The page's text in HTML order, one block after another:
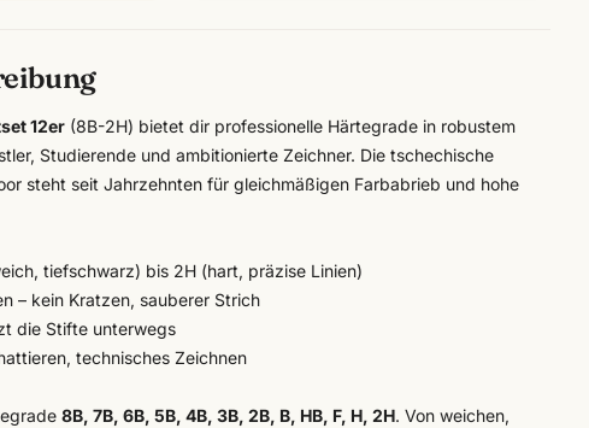
12er (8B-2H) bietet dir professionelle Härtegrade in robustem
Studierende und ambitionierte Zeichner. Die tschechische
steht seit Jahrzehnten für gleichmäßigen Farbabrieb und hohe
tiefschwarz) bis 2H (hart, präzise Linien)
– kein Kratzen, sauberer Strich
die Stifte unterwegs
technisches Zeichnen
8B, 7B, 6B, 5B, 4B, 3B, 2B, B, HB, F, H, 2H. Von weichen,